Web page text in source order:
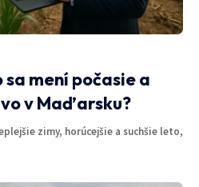
mení počasie a
v Maďarsku?
zimy, horúcejšie a suchšie leto,